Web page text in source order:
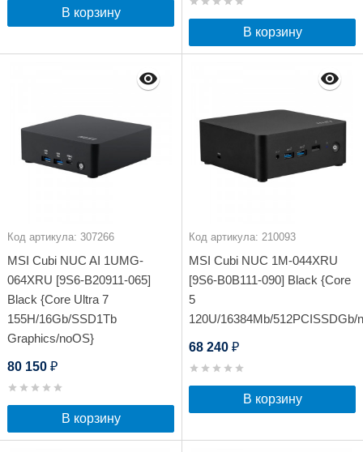
В корзину
В корзину
Код артикула: 307266
MSI Cubi NUC AI 1UMG-
064XRU [9S6-B20911-065]
Black {Core Ultra 7
155H/16Gb/SSD1Tb
Graphics/noOS}
80 150 ₽
В корзину
Код артикула: 210093
MSI Cubi NUC 1M-044XRU
[9S6-B0B111-090] Black {Core
5
120U/16384Mb/512PCISSDGb/
68 240 ₽
В корзину